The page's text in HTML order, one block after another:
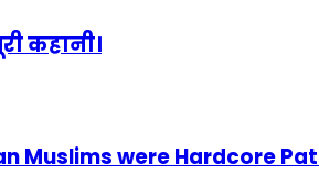
कहानी।
Muslims were Hardcore